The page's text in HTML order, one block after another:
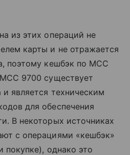
из этих операций не
карты и не отражается
поэтому кешбэк по MCC
9700 существует
является техническим
для обеспечения
В некоторых источниках
с операциями «кешбэк»
покупке), однако это